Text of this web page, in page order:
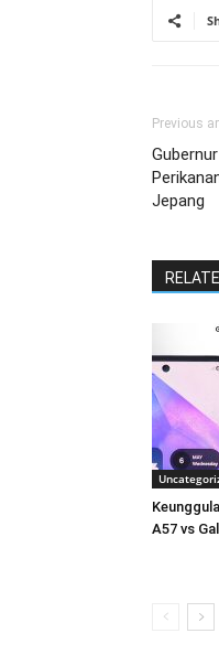
Previous
Jepang
A57 vs